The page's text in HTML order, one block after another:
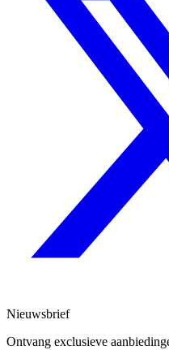
Nieuwsbrief
Ontvang exclusieve